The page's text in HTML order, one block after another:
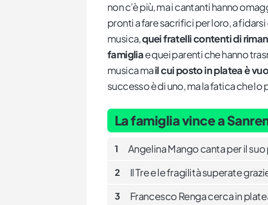
non c’è più, ma i cantanti hanno
pronti a fare sacrifici per loro, a
musica,quei fratelli contenti di
famigliae quei parenti che hanno
musica mail cui posto in platea è
successo è di uno, ma la fatica che
La famiglia vince a
1 Angelina Mango canta per il suo
2 Il Tre e le fragilità superate
3 Francesco Renga cerca in